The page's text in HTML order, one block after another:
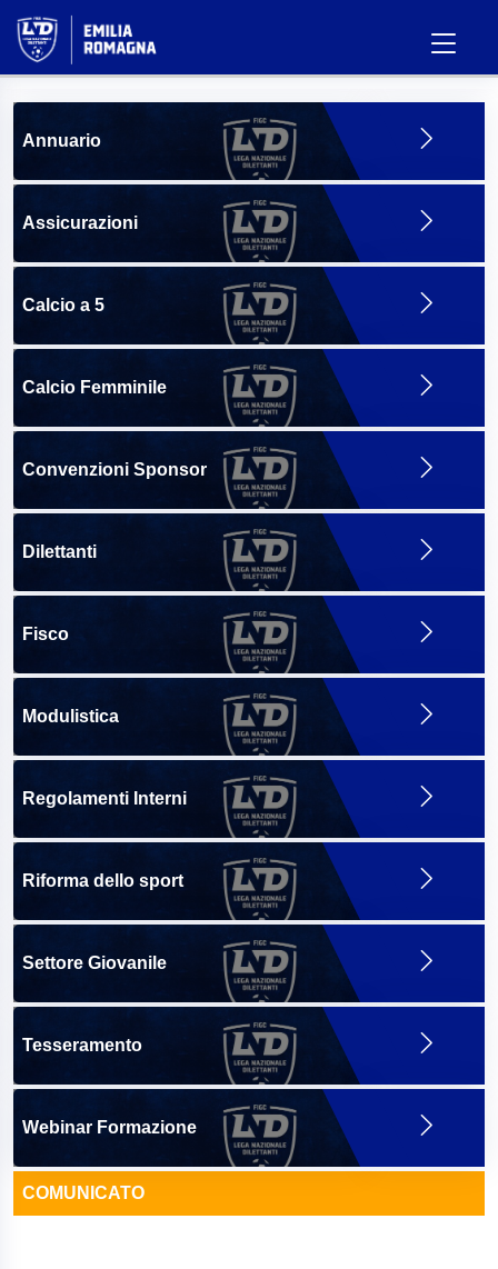
Annuario
Assicurazioni
Calcio a 5
Calcio Femminile
Convenzioni Sponsor
Dilettanti
Fisco
Modulistica
Regolamenti Interni
Riforma dello sport
Settore Giovanile
Tesseramento
Webinar Formazione
COMUNICATO